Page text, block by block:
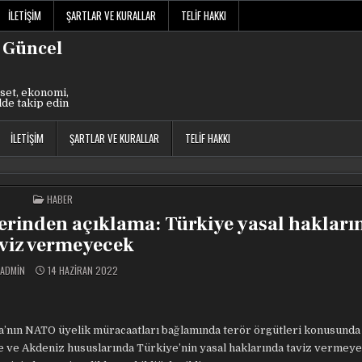
İLETIŞIM ŞARTLAR VE KURALLAR TELIF HAKKI
ekonomi,
takip edin
İLETIŞIM ŞARTLAR VE KURALLAR TELIF HAKKI
POSTED
IN
HABER
açıklama: Türkiye yasal
vermeyecek
ADMIN 14 HAZIRAN 2022
NATO üyelik müracaatları bağlamında terör örgütleri
Akdeniz hususlarında Türkiye’nin yasal haklarında taviz